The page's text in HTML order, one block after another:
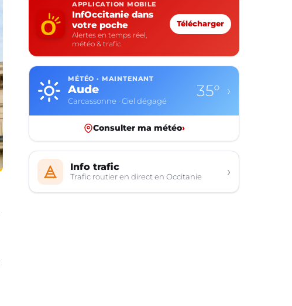
APPLICATION MOBILE
InfOccitanie dans
votre poche
Alertes en temps réel,
météo & trafic
Télécharger
MÉTÉO · MAINTENANT
Aveyron
Rodez · Ciel dégagé
31° ›
Consulter ma météo›
Info trafic
Trafic routier en direct en Occitanie ›